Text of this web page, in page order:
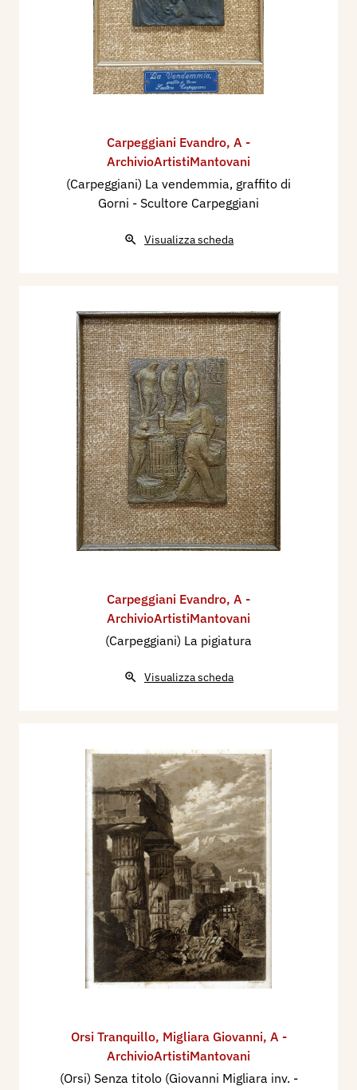
Carpeggiani Evandro, A -
ArchivioArtistiMantovani
(Carpeggiani) La vendemmia, graffito di
Gorni - Scultore Carpeggiani
Visualizza scheda
Carpeggiani Evandro, A -
ArchivioArtistiMantovani
(Carpeggiani) La pigiatura
Visualizza scheda
Orsi Tranquillo, Migliara Giovanni, A -
ArchivioArtistiMantovani
(Orsi) Senza titolo (Giovanni Migliara inv. -